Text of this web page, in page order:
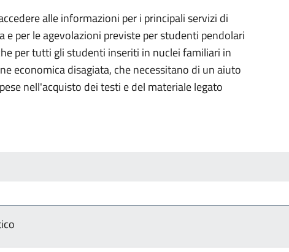
alle informazioni per i principali servizi di
e per le agevolazioni previste per studenti pendolari
per tutti gli studenti inseriti in nuclei familiari in
economica disagiata, che necessitano di un aiuto
nell'acquisto dei testi e del materiale legato